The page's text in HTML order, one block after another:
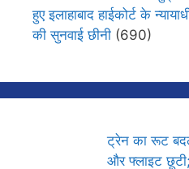
हुए इलाहाबाद हाईकोर्ट के
की सुनवाई छीनी (690)
ट्रेन का रूट
और फ्लाइट